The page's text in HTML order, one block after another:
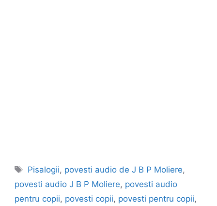
Etichete
Pisalogii, povesti audio de J B P Moliere,
povesti audio J B P Moliere, povesti audio
pentru copii, povesti copii, povesti pentru copii,